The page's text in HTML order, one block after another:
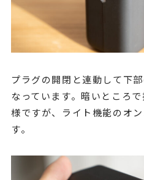
プラグの開閉と連動して下
なっています。暗いところ
様ですが、ライト機能のオ
す。